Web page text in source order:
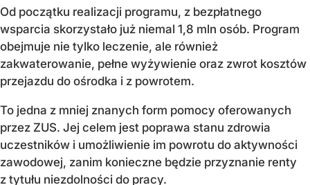
Od początku realizacji programu, z bezpłatnego
wsparcia skorzystało już niemal 1,8 mln osób. Program
obejmuje nie tylko leczenie, ale również
zakwaterowanie, pełne wyżywienie oraz zwrot kosztów
przejazdu do ośrodka i z powrotem.
To jedna z mniej znanych form pomocy oferowanych
przez ZUS. Jej celem jest poprawa stanu zdrowia
uczestników i umożliwienie im powrotu do aktywności
zawodowej, zanim konieczne będzie przyznanie renty
z tytułu niezdolności do pracy.